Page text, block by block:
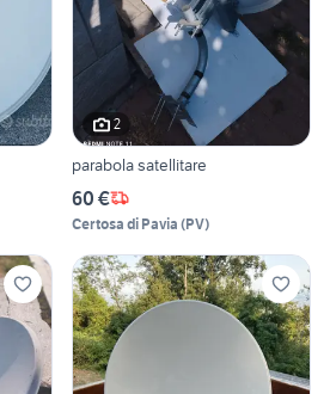
2
parabola satellitare
60 €
Certosa di Pavia (PV)